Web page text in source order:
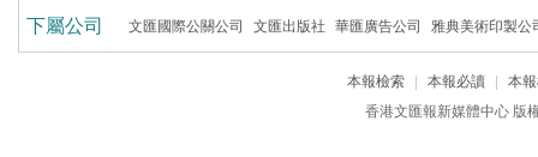
下屬公司 文匯國際公關公司 文匯出版社 華匯廣告公司 雅典美術印製公
本報檢索 本報必讀
本
香港文匯報新媒體中心 版